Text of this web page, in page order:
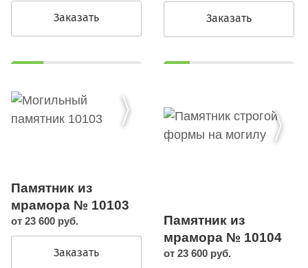
Заказать Заказать
Памятник из
мрамора № 10103
от 23 600 руб.
Заказать
Памятник из
мрамора № 10104
от 23 600 руб.